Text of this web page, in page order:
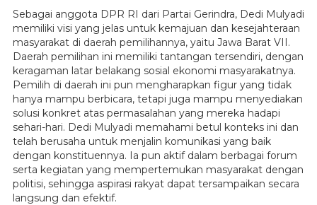
Sebagai anggota DPR RI dari Partai Gerindra, Dedi Mulyadi
memiliki visi yang jelas untuk kemajuan dan kesejahteraan
masyarakat di daerah pemilihannya, yaitu Jawa Barat VII.
Daerah pemilihan ini memiliki tantangan tersendiri, dengan
keragaman latar belakang sosial ekonomi masyarakatnya.
Pemilih di daerah ini pun mengharapkan figur yang tidak
hanya mampu berbicara, tetapi juga mampu menyediakan
solusi konkret atas permasalahan yang mereka hadapi
sehari-hari. Dedi Mulyadi memahami betul konteks ini dan
telah berusaha untuk menjalin komunikasi yang baik
dengan konstituennya. Ia pun aktif dalam berbagai forum
serta kegiatan yang mempertemukan masyarakat dengan
politisi, sehingga aspirasi rakyat dapat tersampaikan secara
langsung dan efektif.